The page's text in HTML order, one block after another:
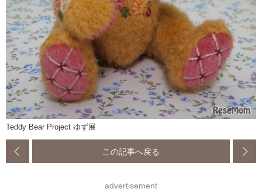
Teddy Bear Project ゆず展
この記事へ戻る
advertisement